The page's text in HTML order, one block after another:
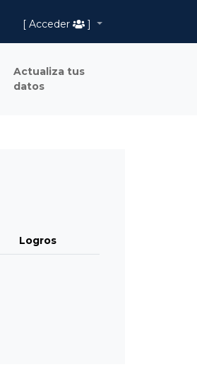
[ Acceder
]
Actualiza tus
datos
Logros